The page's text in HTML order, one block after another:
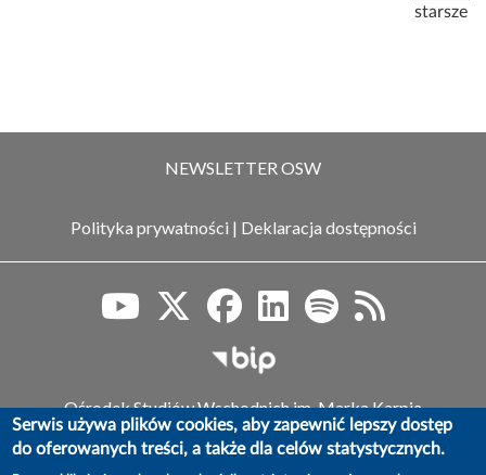
starsze
NEWSLETTER OSW
Polityka prywatności | Deklaracja dostępności
Biuletyn Informacji
Ośrodek Studiów Wschodnich im. Marka Karpia
ul. Koszykowa 6a, 00-564 Warszawa,
tel.: (+48) 22 525 80 00, faks: (+48) 22 525 80 40
Serwis używa plików cookies, aby zapewnić lepszy dostęp
do oferowanych treści, a także dla celów statystycznych.